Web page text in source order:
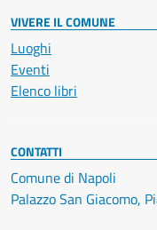
VIVERE IL COMUNE
Luoghi
Eventi
Elenco libri
CONTATTI
Comune di Napoli
Palazzo San Giacomo,